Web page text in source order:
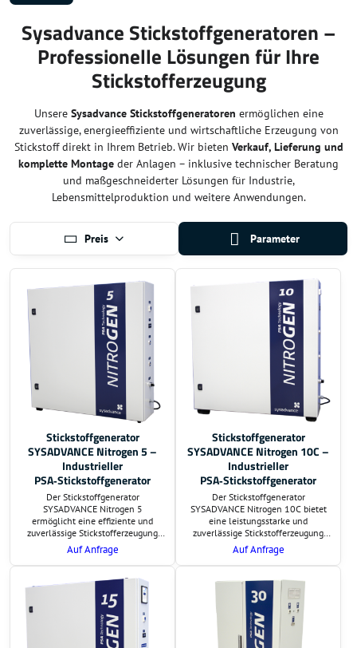
Sysadvance Stickstoffgeneratoren –
Professionelle Lösungen für Ihre
Stickstofferzeugung
Unsere Sysadvance Stickstoffgeneratoren ermöglichen eine
zuverlässige, energieeffiziente und wirtschaftliche Erzeugung von
Stickstoff direkt in Ihrem Betrieb. Wir bieten Verkauf, Lieferung und
komplette Montage der Anlagen – inklusive technischer Beratung
und maßgeschneiderter Lösungen für Industrie,
Lebensmittelproduktion und weitere Anwendungen.
Preis Parameter
Stickstoffgenerator
SYSADVANCE Nitrogen 5 –
Industrieller
PSA‑Stickstoffgenerator
Der Stickstoffgenerator
SYSADVANCE Nitrogen 5
ermöglicht eine effiziente und
zuverlässige Stickstofferzeugung
direkt am Einsatzort. Auf Wunsch
übernehmen wir die Lieferung und
schlüsselfertige Montage. Preis und
Lieferzeit sind auf Anfrage.
Zusätzlich bieten wir eine
Berechnung der
Investitionsrentabilität an.
Auf Anfrage
Stickstoffgenerator
SYSADVANCE Nitrogen 10C –
Industrieller
PSA‑Stickstoffgenerator
Der Stickstoffgenerator
SYSADVANCE Nitrogen 10C bietet
eine leistungsstarke und
zuverlässige Stickstofferzeugung
direkt am Einsatzort. Auf Wunsch
übernehmen wir die Lieferung und
schlüsselfertige Montage. Preis und
Lieferzeit sind auf Anfrage.
Zusätzlich erstellen wir eine
Berechnung der
Investitionsrentabilität.
Auf Anfrage